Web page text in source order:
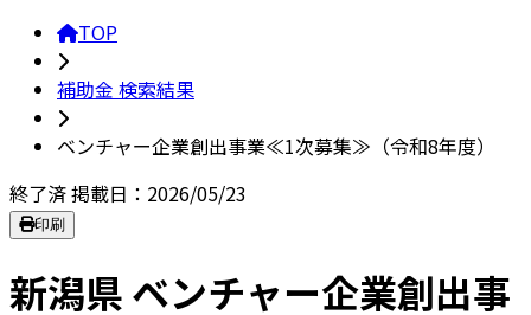
TOP
補助金 検索結果
ベンチャー企業創出事業≪1次募集≫（令和8年度）
終了済掲載日：2026/05/23
印刷
新潟県 ベンチャー企業創出事